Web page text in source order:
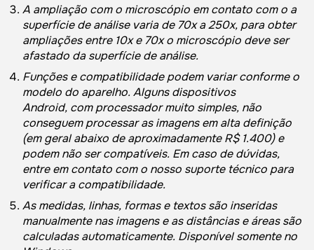
A ampliação com o microscópio em contato com o a
superfície de análise varia de 70x a 250x, para obter
ampliações entre 10x e 70x o microscópio deve ser
afastado da superfície de análise.
Funções e compatibilidade podem variar conforme o
modelo do aparelho. Alguns dispositivos
Android, com processador muito simples, não
conseguem processar as imagens em alta definição
(em geral abaixo de aproximadamente R$ 1.400) e
podem não ser compatíveis. Em caso de dúvidas,
entre em contato com o nosso suporte técnico para
verificar a compatibilidade.
As medidas, linhas, formas e textos são inseridas
manualmente nas imagens e as distâncias e áreas são
calculadas automaticamente. Disponível somente no